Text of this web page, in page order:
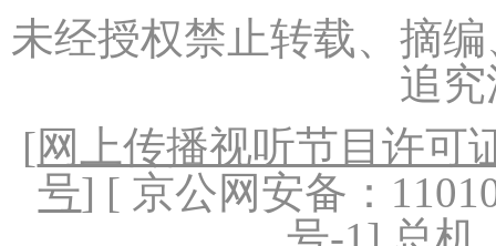
未经授权禁止转载、摘
追
[网上传播视听节目许可
号] [ 京公网安备：